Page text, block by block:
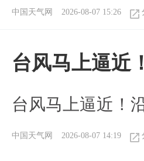
中国天气网 2026-08-07 15:26
台风马上逼近
台风马上逼近！
中国天气网 2026-08-07 14:19